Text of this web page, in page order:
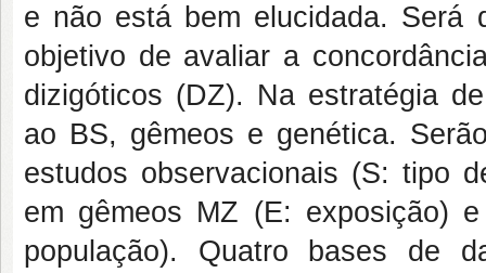
e não está bem elucidada. Será
objetivo de avaliar a
dizigóticos (DZ). Na estratégia
ao BS, gêmeos e genética.
estudos observacionais (S: tipo
em gêmeos MZ (E: exposição)
população). Quatro bases de